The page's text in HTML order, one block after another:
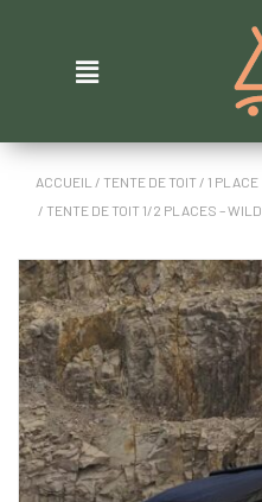
ACCUEIL / TENTE DE TOIT / 1 PLACE
/ TENTE DE TOIT 1/2 PLACES –